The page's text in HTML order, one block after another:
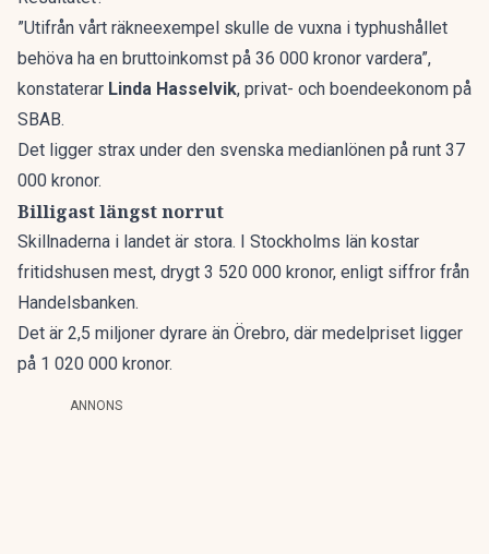
”Utifrån vårt räkneexempel skulle de vuxna i typhushållet
behöva ha en bruttoinkomst på 36 000 kronor vardera”,
konstaterar Linda Hasselvik, privat- och boendeekonom på
SBAB.
Det ligger strax under den svenska medianlönen på runt 37
000 kronor.
Billigast längst norrut
Skillnaderna i landet är stora. I Stockholms län kostar
fritidshusen mest, drygt 3 520 000 kronor, enligt siffror från
Handelsbanken.
Det är 2,5 miljoner dyrare än Örebro, där medelpriset ligger
på 1 020 000 kronor.
ANNONS